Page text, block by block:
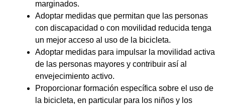
marginados.
Adoptar medidas que permitan que las personas
con discapacidad o con movilidad reducida tenga
un mejor acceso al uso de la bicicleta.
Adoptar medidas para impulsar la movilidad activa
de las personas mayores y contribuir así al
envejecimiento activo.
Proporcionar formación específica sobre el uso de
la bicicleta, en particular para los niños y los